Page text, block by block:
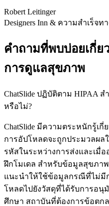
Robert Leitinger
Designers Inn & ความสำเร็จท
คำถามที่พบบ่อยเกี่ย
การดูแลสุขภาพ
ChatSlide ปฏิบัติตาม HIPAA
หรือไม่?
ChatSlide มีความตระหนักรู้เ
การอัปโหลดจะถูกประมวลผล
รหัสในระหว่างการส่งและเมื่
ฝึกโมเดล สำหรับข้อมูลสุขภา
แนะนำให้ใช้ข้อมูลกรณีที่ไม่มี
โหลดไปยังวัสดุที่ได้รับการอนุ
ศึกษา สถาบันที่ต้องการข้อตก